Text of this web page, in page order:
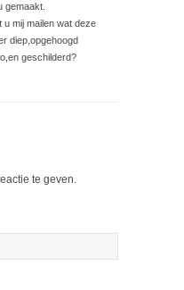
gemaakt.
u mij mailen wat deze
diep,opgehoogd
geschilderd?
te geven.